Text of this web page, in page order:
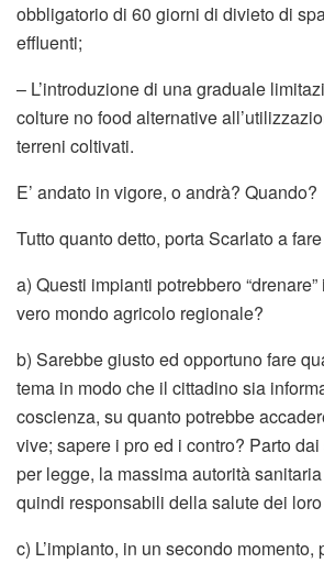
obbligatorio di 60 giorni di divieto di
effluenti;
– L’introduzione di una graduale
colture no food alternative
terreni coltivati.
E’ andato in vigore, o andrà? Quando?
Tutto quanto detto, porta Scarlato a
a) Questi impianti potrebbero
vero mondo agricolo regionale?
b) Sarebbe giusto ed opportuno fare
tema in modo che il cittadino sia
coscienza, su quanto potrebbe
vive; sapere i pro ed i contro? Parto
per legge, la massima autorità
quindi responsabili della salute dei
c) L’impianto, in un secondo momento,